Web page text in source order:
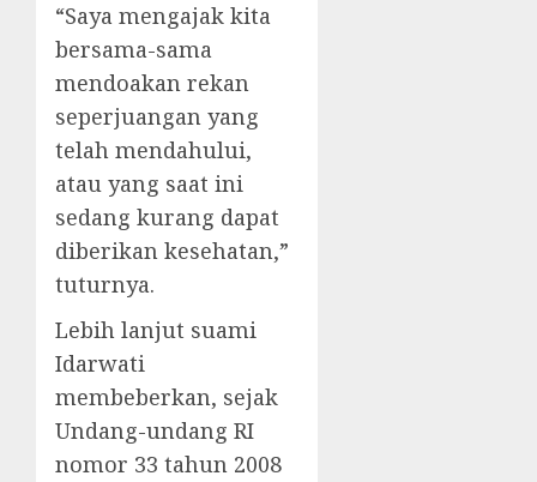
“Saya mengajak kita
bersama-sama
mendoakan rekan
seperjuangan yang
telah mendahului,
atau yang saat ini
sedang kurang dapat
diberikan kesehatan,”
tuturnya.
Lebih lanjut suami
Idarwati
membeberkan, sejak
Undang-undang RI
nomor 33 tahun 2008